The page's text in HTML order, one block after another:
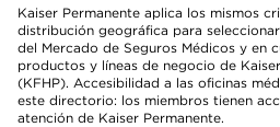
Kaiser Permanente aplica los mismos
distribución geográfica para
del Mercado de Seguros Médicos y en
productos y líneas de negocio de
(KFHP). Accesibilidad a las oficinas
este directorio: los miembros tienen
atención de Kaiser Permanente.